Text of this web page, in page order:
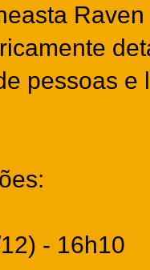
pessoas e
- 16h10